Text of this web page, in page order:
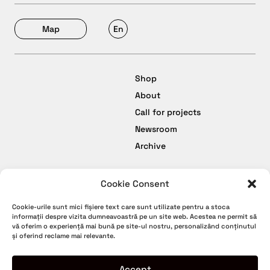
Cookie Consent
Cookie-urile sunt mici fișiere text care sunt utilizate pentru a stoca
informații despre vizita dumneavoastră pe un site web. Acestea ne permit să
vă oferim o experiență mai bună pe site-ul nostru, personalizând conținutul
și oferind reclame mai relevante.
Shop
About
Call for projects
Newsroom
Archive
Map En
Politică de Confidențialitate
Politică de Cookies
instagram
youtube